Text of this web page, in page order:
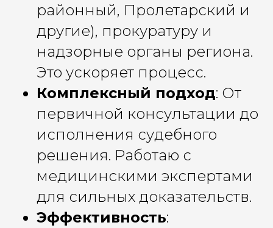
районный, Пролетарский и
другие), прокуратуру и
надзорные органы региона.
Это ускоряет процесс.
Комплексный подход: От
первичной консультации до
исполнения судебного
решения. Работаю с
медицинскими экспертами
для сильных доказательств.
Эффективность: